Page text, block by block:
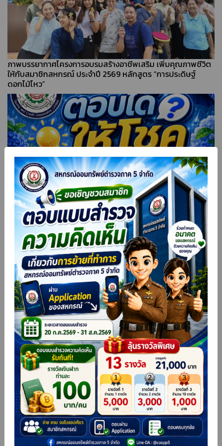
ภาพบรรยากาศโครงการอบรมสร้างอาชีพเสริม เพิ่มคุณภาพชีวิต
ให้กับสมาชิกสหกรณ์ ประจำปี 2569 หลักสูตร “การประดิษฐ์
ดอกไม้ไหว”
ประกาศรายชื่อผู้โชคดีจากโครงการตอบได้ ให้โชค ประจำปี 2569
ประจำเดือนพฤษภาคม 2569
ประกาศรายชื่อผู้โชคดีจากโครงการตอบได้ ให้โชค ประจำปี 2569
ประจำเดือนเมษายน 2569